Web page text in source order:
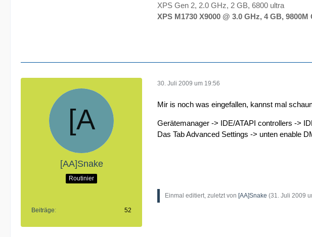
XPS Gen 2, 2.0 GHz, 2 GB, 6800 ultra
XPS M1730 X9000 @ 3.0 GHz, 4 GB, 9800M
[AA]Snake
Routinier
Beiträge 52
30. Juli 2009 um 19:56
Mir is noch was eingefallen, kannst mal
Gerätemanager -> IDE/ATAPI controllers ->
Das Tab Advanced Settings -> unten enable
Einmal editiert, zuletzt von [AA]Snake (31. Juli 2009